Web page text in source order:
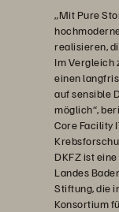
„Mit Pure
realisieren,
Im Vergleich
einen
auf sensible
möglich“,
Core Facility
DKFZ ist
Landes
Stiftung, die
Konsortium